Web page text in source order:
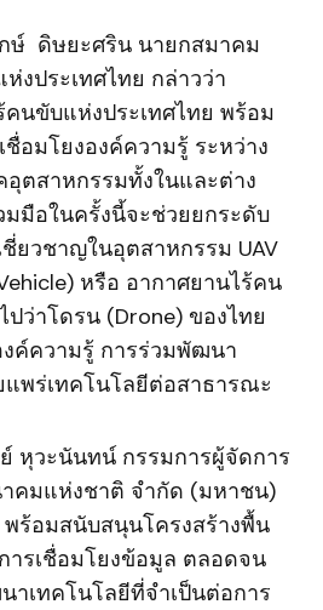
ษ์ ดิษยะศริน นายกสมาคม
งประเทศไทย กล่าวว่า
นขับแห่งประเทศไทย พร้อม
ชื่อมโยงองค์ความรู้ ระหว่าง
ตสาหกรรมทั้งในและต่าง
มมือในครั้งนี้จะช่วยยกระดับ
ยวชาญในอุตสาหกรรม UAV
หรือ อากาศยานไร้คน
ว่าโดรน (Drone) ของไทย
ค์ความรู้ การร่วมพัฒนา
แพร่เทคโนโลยีต่อสาธารณะ
หุวะนันทน์ กรรมการผู้จัดการ
คมแห่งชาติ จำกัด (มหาชน)
พร้อมสนับสนุนโครงสร้างพื้น
ารเชื่อมโยงข้อมูล ตลอดจน
เทคโนโลยีที่จำเป็นต่อการ